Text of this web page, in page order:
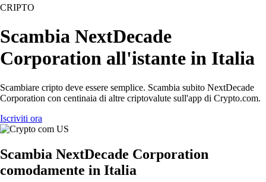
CRIPTO
Scambia NextDecade
Corporation all'istante in Italia
Scambiare cripto deve essere semplice. Scambia subito NextDecade
Corporation con centinaia di altre criptovalute sull'app di Crypto.com.
Iscriviti ora
Scambia NextDecade Corporation
comodamente in Italia